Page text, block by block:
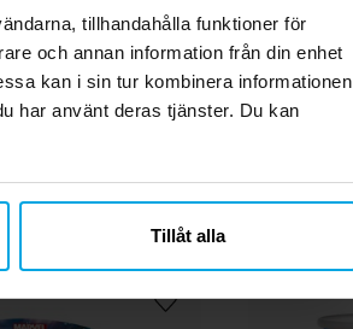
tillhandahålla funktioner för
och annan information från din enhet
kan i sin tur kombinera informationen
har använt deras tjänster. Du kan
Tillåt alla
:49,00 kr
kr
KÖP